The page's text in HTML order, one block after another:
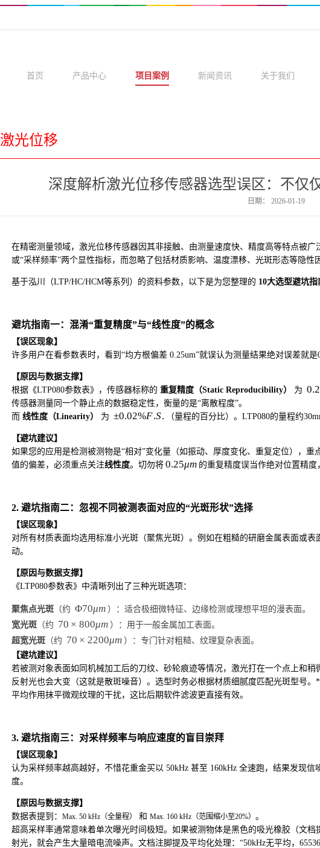
首页 产品中心 项目案例 新闻资讯 关于我们
激光位移
深度解析激光位移传感器选型误区：不仅
日期： 2026-01-19
在精密测量领域，激光位移传感器因其非接触、由测量速度快、精度高等特点被
或“采样频率”两个显性指标，而忽略了包括材质影响、温度漂移、光斑形态等隐性
基于泓川（LTP/HC/HCM等系列）的资料参数，以下是为您整理的 10大选型避坑指
避坑指南一：混淆“重复精度”与“线性度”的概念
【误区现象】
许多用户在看参数表时，看到“均方根偏差 0.25um”就误认为测量结果绝对误差就是
【原因与数据支撑】
根据《LTP080参数表》，传感器标称的 重复精度（Static Reproducibility） 为
传感器测量同一个静止点的数据稳定性，衡量的是“离散程度”。
而 线性度（Linearity） 为 ±0.02%F.S. （量程的百分比）。LTP080的量程约
【避坑建议】
如果您的应用是检测被测物是“相对”变化量（如振动、厚度变化、重复定位），重
值的偏差，必须重点关注线性度。切勿将 0.25μm 的重复精度误当作绝对位置精度
2. 避坑指南二：忽视不同被测表面对应的“光斑形状”选择
【误区现象】
对所有材质表面均选用标准小光斑（聚焦光斑）。例如在粗糙的研磨金属表面或
动。
【原因与数据支撑】
《LTP080参数表》中清晰列出了三种光斑选项：
聚焦点光斑（约 Φ70μm ）：适合极细微特征、边缘检测或理想平坦的漫表面。
宽光斑（约 70 × 800μm ）：用于一般金属加工表面。
超宽光斑（约 70 × 2200μm ）：专门针对粗糙、纹理复杂表面。
【避坑建议】
若被测对象表面如同机械加工后的刀纹、砂轮痕迹等情况，激光打在一个点上和
反射光也会大变（这就是散斑噪音）。选型时务必根据材质细腻度匹配光斑型号
平均作用抹平微观纹理的干扰，这比后期软件滤波更直接有效。
3. 避坑指南三：对采样频率与响应速度的盲目崇拜
【误区现象】
认为采样频率越高越好，不惜花重金买以 50kHz 甚至 160kHz 全速跑，结果发现
度。
【原因与数据支撑】
数据表提到： Max. 50 kHz（全量程） 和 Max. 160 kHz（范围缩小至20%） 。
超高采样率通常意味着单次曝光时间极短。如果被测物体是黑色的吸光橡胶（文
射光，就会产生大量暗电流噪声。文档注脚提及平均化处理：“50kHz无平均，